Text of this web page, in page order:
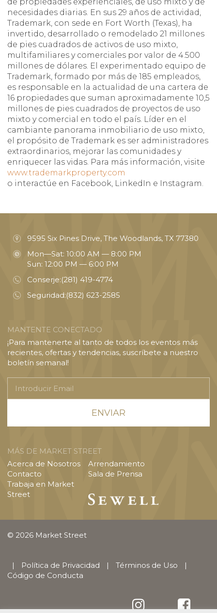
necesidades diarias. En sus 29 años de actividad,
Trademark, con sede en Fort Worth (Texas), ha
invertido, desarrollado o remodelado 21 millones
de pies cuadrados de activos de uso mixto,
multifamiliares y comerciales por valor de 4.500
millones de dólares. El experimentado equipo de
Trademark, formado por más de 185 empleados,
es responsable en la actualidad de una cartera de
16 propiedades que suman aproximadamente 10,5
millones de pies cuadrados de proyectos de uso
mixto y comercial en todo el país. Líder en el
cambiante panorama inmobiliario de uso mixto,
el propósito de Trademark es ser administradores
extraordinarios, mejorar las comunidades y
enriquecer las vidas. Para más información, visite
www.trademarkproperty.com
o interactúe en Facebook, LinkedIn e Instagram.
9595 Six Pines Drive, The Woodlands, TX 77380
Mon—Sat: 10:00 AM — 8:00 PM
Sun: 12:00 PM — 6:00 PM
Conserje:(281) 419-4774
Seguridad:(832) 623-2585
MANTENTE CONECTADO
¡Para mantenerte al tanto de todos los eventos más
recientes, ofertas y tendencias, suscríbete a nuestro
boletín semanal!
Email
MÁS DE MARKET STREET
Acerca de Nosotros
Contacto
Trabaja en Market
Street
Arrendamiento
Sala de Prensa
© 2026 Market Street
| Política de Privacidad | Términos de Uso
|
Código de Conducta